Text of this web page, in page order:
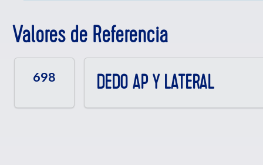
Valores de Referencia
698 DEDO AP Y LATERAL